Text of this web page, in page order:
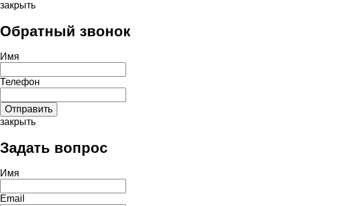
закрыть
Обратный звонок
Имя
Телефон
закрыть
Задать вопрос
Имя
Email